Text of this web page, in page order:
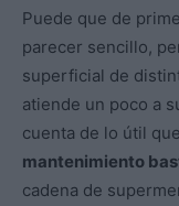
Puede que de
parecer sencillo,
superficial de
atiende un poco a
cuenta de lo útil que
mantenimiento
cadena de